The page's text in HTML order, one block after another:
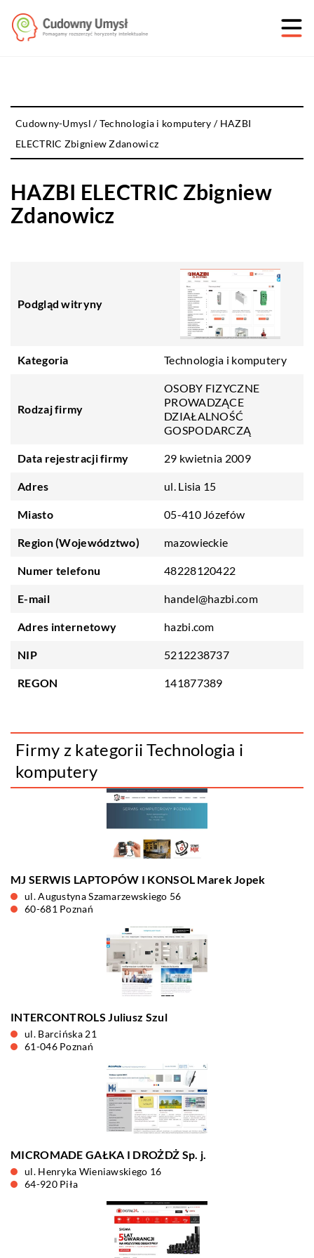
Cudowny-Umysl /Technologia i komputery / HAZBI
ELECTRIC Zbigniew Zdanowicz
HAZBI ELECTRIC Zbigniew
Zdanowicz
Podgląd witryny
Kategoria Technologia i komputery
Rodzaj firmy
OSOBY FIZYCZNE
PROWADZĄCE
DZIAŁALNOŚĆ
GOSPODARCZĄ
Data rejestracji firmy 29 kwietnia 2009
Adres ul. Lisia 15
Miasto 05-410 Józefów
Region (Województwo) mazowieckie
Numer telefonu 48228120422
E-mail handel@hazbi.com
Adres internetowy hazbi.com
NIP 5212238737
REGON 141877389
Firmy z kategorii Technologia i
komputery
MJ SERWIS LAPTOPÓW I KONSOL Marek Jopek
ul. Augustyna Szamarzewskiego 56
60-681 Poznań
INTERCONTROLS Juliusz Szul
ul. Barcińska 21
61-046 Poznań
MICROMADE GAŁKA I DROŻDŻ Sp. j.
ul. Henryka Wieniawskiego 16
64-920 Piła